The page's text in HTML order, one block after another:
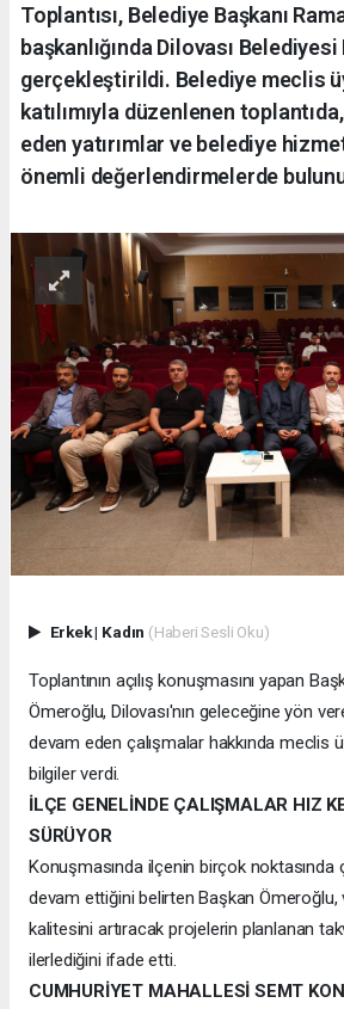
Toplantısı, Belediye Başkanı
başkanlığında Dilovası
gerçekleştirildi. Belediye meclis
katılımıyla düzenlenen
eden yatırımlar ve belediye
önemli değerlendirmelerde
Erkek| Kadın (Haberi Sesli Oku)
Toplantının açılış konuşmasını yapan
Ömeroğlu, Dilovası'nın geleceğine yön
devam eden çalışmalar hakkında meclis
bilgiler verdi.
İLÇE GENELİNDE ÇALIŞMALAR HIZ
SÜRÜYOR
Konuşmasında ilçenin birçok noktasında
devam ettiğini belirten Başkan Ömeroğlu,
kalitesini artıracak projelerin planlanan
ilerlediğini ifade etti.
CUMHURİYET MAHALLESİ SEMT